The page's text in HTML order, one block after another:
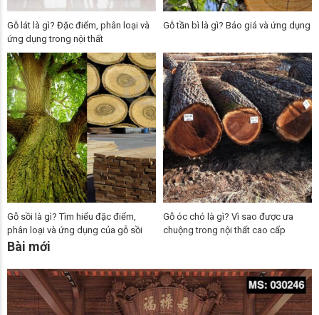
Gỗ lát là gì? Đặc điểm, phân loại và
ứng dụng trong nội thất
Gỗ tần bì là gì? Báo giá và ứng dụng
Gỗ sồi là gì? Tìm hiểu đặc điểm,
phân loại và ứng dụng của gỗ sồi
Gỗ óc chó là gì? Vì sao được ưa
chuộng trong nội thất cao cấp
Bài mới